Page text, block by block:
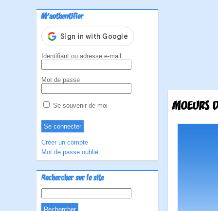
M'authentifier
Identifiant ou adresse e-mail
Mot de passe
Se souvenir de moi
Créer un compte
Mot de passe oublié
Rechercher sur le site
MOEURS